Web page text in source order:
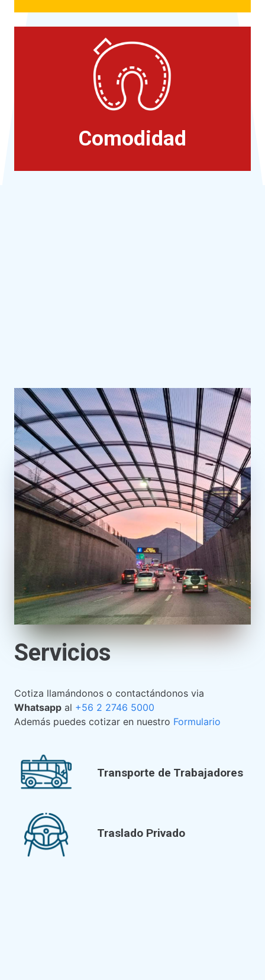
Comodidad
Servicios
Cotiza llamándonos o contactándonos via
Whatsapp al +56 2 2746 5000
Además puedes cotizar en nuestro Formulario
Transporte de Trabajadores
Traslado Privado